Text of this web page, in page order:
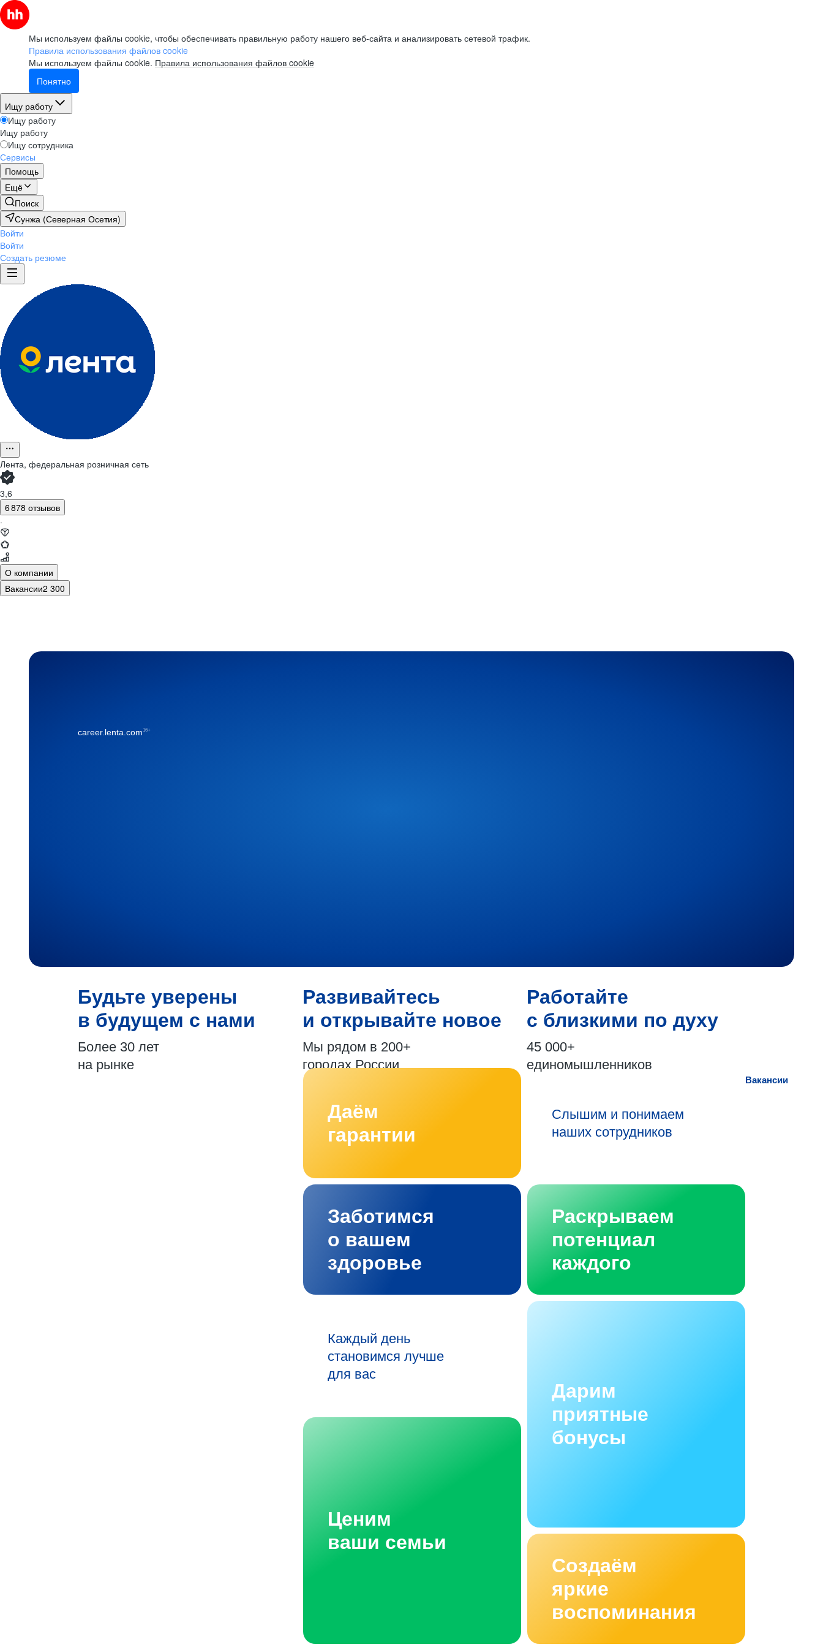
Мы используем файлы cookie, чтобы обеспечивать правильную работу нашего веб-сайта и анализировать сетевой трафик.
Правила использования файлов cookie
Мы используем файлы cookie. Правила использования файлов cookie
Понятно
Ищу работу
Ищу работу
Ищу работу
Ищу сотрудника
Сервисы
Помощь
Ещё
Поиск
Сунжа (Северная Осетия)
Войти
Войти
Создать резюме
Лента, федеральная розничная сеть
3,6
6 878 отзывов
·
О компании
Вакансии2 300
career.lenta.com16+
Будьте уверены
в будущем с нами
Более 30 лет
на рынке
Развивайтесь
и открывайте новое
Мы рядом в 200+
городах России
Работайте
с близкими по духу
45 000+
единомышленников
Вакансии
Даём
гарантии
Слышим и понимаем
наших сотрудников
Заботимся
о вашем
здоровье
Раскрываем
потенциал
каждого
Каждый день
становимся лучше
для вас
Дарим
приятные
бонусы
Ценим
ваши семьи
Создаём
яркие
воспоминания